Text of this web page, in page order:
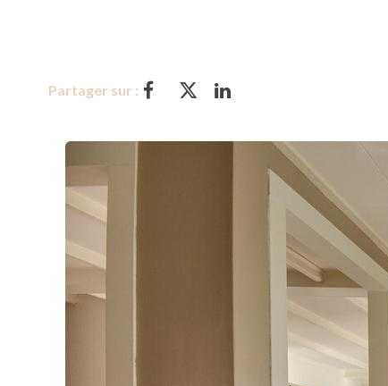
Partager sur :